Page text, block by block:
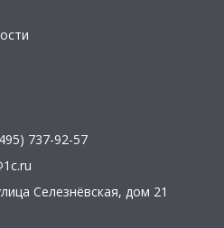
737-92-57
Селезнёвская, дом 21